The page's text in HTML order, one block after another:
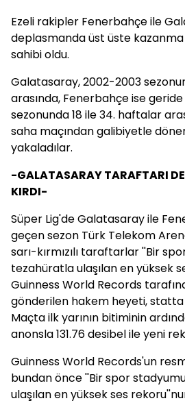
Ezeli rakipler Fenerbahçe ile
deplasmanda üst üste
sahibi oldu.
Galatasaray, 2002-2003
arasında, Fenerbahçe ise geride
sezonunda 18 ile 34. haftalar
saha maçından galibiyetle
yakaladılar.
-GALATASARAY TARAFTARI
KIRDI-
Süper Lig'de Galatasaray ile
geçen sezon Türk Telekom
sarı-kırmızılı taraftarlar ''Bir
tezahüratla ulaşılan en yüksek
Guinness World Records
gönderilen hakem heyeti, statta
Maçta ilk yarının bitiminin
anonsla 131.76 desibel ile yeni
Guinness World Records'un
bundan önce ''Bir spor
ulaşılan en yüksek ses